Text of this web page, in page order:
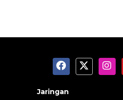
Jaringan